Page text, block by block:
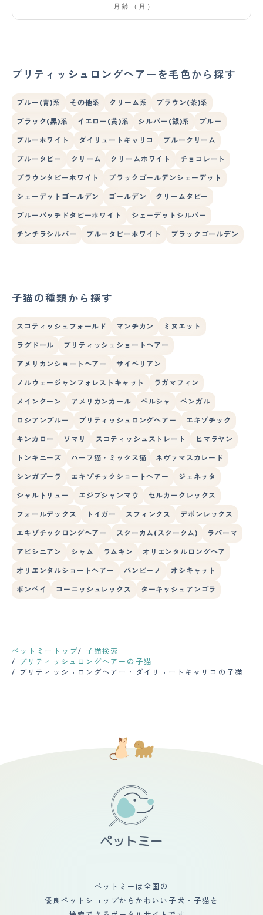
ブリティッシュロングヘアーを毛色から探す
ブルー(青)系 その他系 クリーム系 ブラウン(茶)系
ブラック(黒)系 イエロー(黄)系 シルバー(銀)系 ブルー
ブルーホワイト ダイリュートキャリコ ブルークリーム
ブルータビー クリーム クリームホワイト チョコレート
ブラウンタビーホワイト ブラックゴールデンシェーデット
シェーデットゴールデン ゴールデン クリームタビー
ブルーパッチドタビーホワイト シェーデットシルバー
チンチラシルバー ブルータビーホワイト ブラックゴールデン
子猫の種類から探す
スコティッシュフォールド マンチカン ミヌエット
ラグドール ブリティッシュショートヘアー
アメリカンショートヘアー サイベリアン
ノルウェージャンフォレストキャット ラガマフィン
メインクーン アメリカンカール ペルシャ ベンガル
ロシアンブルー ブリティッシュロングヘアー エキゾチック
キンカロー ソマリ スコティッシュストレート ヒマラヤン
トンキニーズ ハーフ猫・ミックス猫 ネヴァマスカレード
シンガプーラ エキゾチックショートヘアー ジェネッタ
シャルトリュー エジプシャンマウ セルカークレックス
フォールデックス トイガー スフィンクス デボンレックス
エキゾチックロングヘアー スクーカム(スクークム) ラパーマ
アビシニアン シャム ラムキン オリエンタルロングヘア
オリエンタルショートヘアー バンビーノ オシキャット
ボンベイ コーニッシュレックス ターキッシュアンゴラ
ペットミートップ
子猫検索
ブリティッシュロングヘアーの子猫
ブリティッシュロングヘアー・ダイリュートキャリコの子猫
ペットミーは全国の
優良ペットショップからかわいい子犬・子猫を